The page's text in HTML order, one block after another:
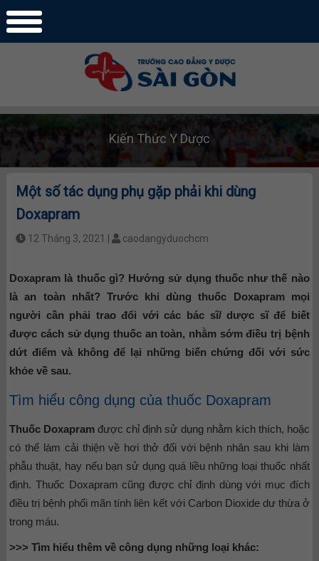
Kiến Thức Y Dược
Một số tác dụng phụ gặp phải khi dùng
Doxapram
12 Tháng 3, 2021 | caodangyduochcm
Doxapram là thuốc gì? Hướng sử dụng thuốc như thế nào
là an toàn nhất? Trước khi dùng thuốc Doxapram mọi
người cần phải trao đổi với các bác sĩ/ dược sĩ để biết
được cách sử dụng thuốc an toàn, nhằm sớm điều trị bệnh
dứt điểm và không để lại những biến chứng đối với sức
khỏe về sau.
Tìm hiểu công dụng của thuốc Doxapram
Thuốc Doxapram được chỉ định sử dụng nhằm kích thích, hoặc
có thể làm cải thiện về hơi thở đối với bệnh nhân sau khi làm
phẫu thuật, hay nếu bạn sử dụng quá liều những loại thuốc nhất
định. Thuốc Doxapram cũng được chỉ định dùng với mục đích
điều trị bệnh phổi mãn tính liên kết với Carbon Dioxide dư thừa ở
trong máu.
>>> Tìm hiểu thêm về công dụng những loại khác: